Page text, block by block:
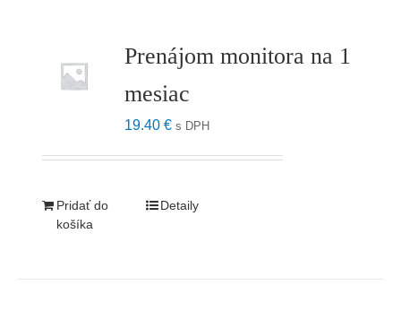
Prenájom monitora na 1
mesiac
19.40€ s DPH
Pridať do
košíka
Detaily